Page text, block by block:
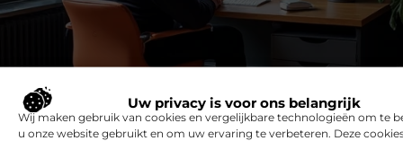
Uw privacy is voor ons belangrijk
Wij maken gebruik van cookies en vergelijkbare technologieën om te
u onze website gebruikt en om uw ervaring te verbeteren. Deze
Bekijk meer informatie over
Sbsinvestments.nl